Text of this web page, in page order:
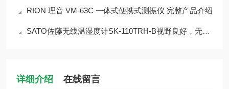
RION 理音 VM-63C 一体式便携式测振仪 完整产品介绍
SATO佐藤无线温湿度计SK-110TRH-B视野良好，无遮挡。 ●无线自动输出
详细介绍 在线留言